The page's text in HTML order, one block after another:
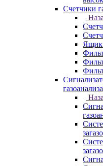
Счетчики
Ящик